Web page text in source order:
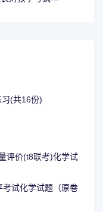
(共16份)
评价(t8联考)化学试
试化学试题（原卷